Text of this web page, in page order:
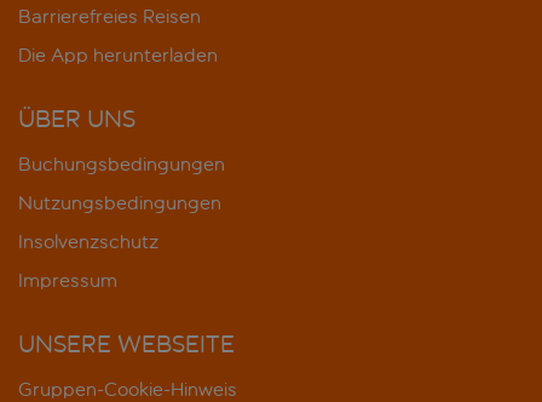
Barrierefreies Reisen
Die App herunterladen
ÜBER UNS
Buchungsbedingungen
Nutzungsbedingungen
Insolvenzschutz
Impressum
UNSERE WEBSEITE
Gruppen-Cookie-Hinweis